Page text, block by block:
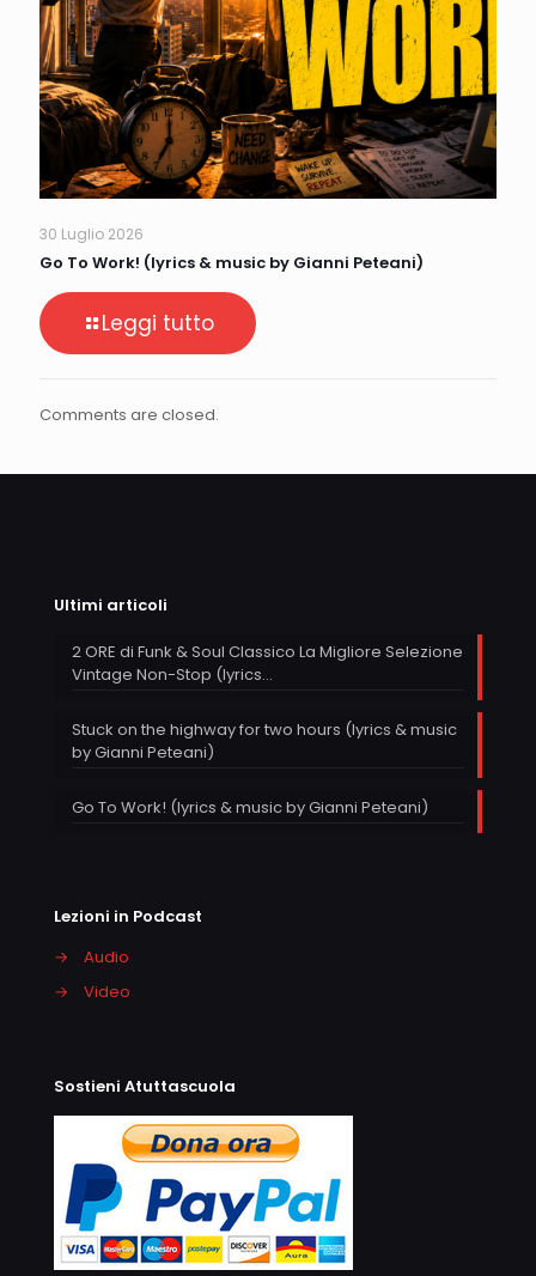
30 Luglio 2026
Go To Work! (lyrics & music by Gianni Peteani)
Leggi tutto
Comments are closed.
Ultimi articoli
2 ORE di Funk & Soul Classico La Migliore Selezione
Vintage Non-Stop (lyrics…
Stuck on the highway for two hours (lyrics & music
by Gianni Peteani)
Go To Work! (lyrics & music by Gianni Peteani)
Lezioni in Podcast
→
Audio
→
Video
Sostieni Atuttascuola